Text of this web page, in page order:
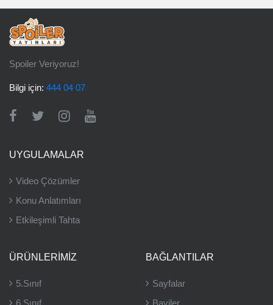
Spoiler Veriyoruz!
Bilgi için: 444 04 07
UYGULAMALAR
Video Çözümler
Konu Anlatımları
Etkileşimli Tahta
ÜRÜNLERIMIZ
5.Sınıf
6.Sınıf
BAĞLANTILAR
Sayfalar
Bayiler